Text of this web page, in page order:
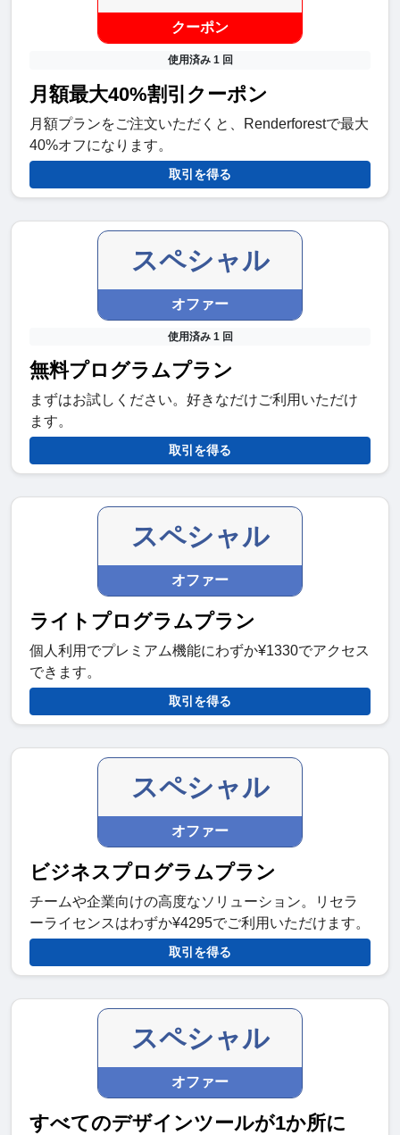
クーポン
使用済み 1 回
月額最大40%割引クーポン
月額プランをご注文いただくと、Renderforestで最大
40%オフになります。
取引を得る
スペシャル
オファー
使用済み 1 回
無料プログラムプラン
まずはお試しください。好きなだけご利用いただけ
ます。
取引を得る
スペシャル
オファー
ライトプログラムプラン
個人利用でプレミアム機能にわずか¥1330でアクセス
できます。
取引を得る
スペシャル
オファー
ビジネスプログラムプラン
チームや企業向けの高度なソリューション。リセラ
ーライセンスはわずか¥4295でご利用いただけます。
取引を得る
スペシャル
オファー
すべてのデザインツールが1か所に